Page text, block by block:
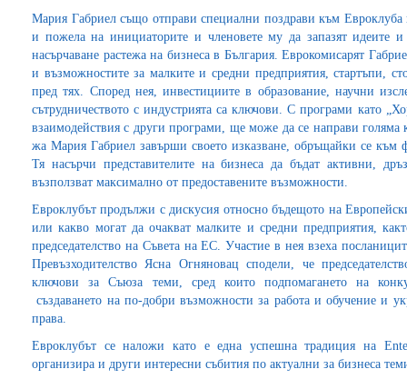
Мария Габриел също отправи специални поздрави към
и пожела на инициаторите и членовете му да запазят идеите
насърчаване растежа на бизнеса в България. Еврокомисарят
и възможностите за малките и средни предприятия, стартъпи,
пред тях. Според нея, инвестициите в образование, научни
сътрудничеството с индустрията са ключови. С програми като
взаимодействия с други програми, ще може да се направи голяма
жа Мария Габриел завърши своето изказване, обръщайки се към
Тя насърчи представителите на бизнеса да бъдат активни,
възползват максимално от предоставените възможности.
Евроклубът продължи с дискусия относно бъдещото на
или какво могат да очакват малките и средни предприятия,
председателство на Съвета на ЕС. Участие в нея взеха
Превъзходителство Ясна Огняновац сподели, че
ключови за Съюза теми, сред които подпомагането на
създаването на по-добри възможности за работа и обучение и
права.
Евроклубът се наложи като е една успешна традиция на
организира и други интересни събития по актуални за бизнеса